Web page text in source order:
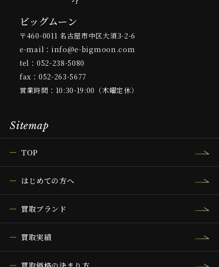
ビッグムーン
〒460-0011 名古屋市中区大須3-2-6
e-mail：info@e-bigmoon.com
tel：052-238-5080
fax：052-263-5677
営業時間：10:30-19:00（木曜定休）
Sitemap
TOP
はじめての方へ
買取ブランド
買取実績